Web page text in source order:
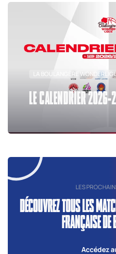
LA BOULANGÈRE
LE CALENDRIER 2026-
LES
DÉCOUVREZ TOUS LES
FRANÇAISE
Accédez